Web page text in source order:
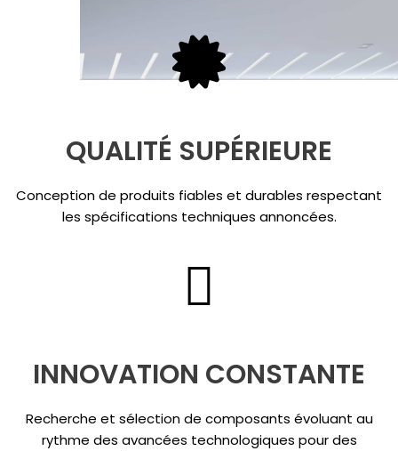
QUALITÉ SUPÉRIEURE
Conception de produits fiables et durables respectant
les spécifications techniques annoncées.
INNOVATION CONSTANTE
Recherche et sélection de composants évoluant au
rythme des avancées technologiques pour des